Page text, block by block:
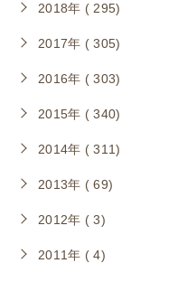
2018年 ( 295)
2017年 ( 305)
2016年 ( 303)
2015年 ( 340)
2014年 ( 311)
2013年 ( 69)
2012年 ( 3)
2011年 ( 4)